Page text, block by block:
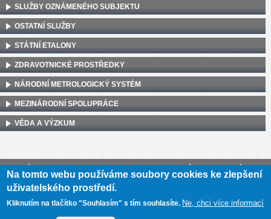
SLUŽBY OZNÁMENÉHO SUBJEKTU
OSTATNÍ SLUŽBY
STÁTNÍ ETALONY
ZDRAVOTNICKÉ PROSTŘEDKY
NÁRODNÍ METROLOGICKÝ SYSTÉM
MEZINÁRODNÍ SPOLUPRÁCE
VĚDA A VÝZKUM
CZ00177016
Mapa webu Prohlášení o přístupnosti
Na tomto webu používáme soubory cookies ke zlepšení
uživatelského prostředí.
Kliknutím na tlačítko "Souhlasím" s tím souhlasíte. Ne, chci více informací